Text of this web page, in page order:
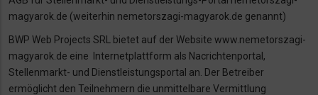
magyarok.de (weiterhin nemetorszagi-magyarok.de genannt)
BWP Web Projects SRL bietet auf der Website www.nemetorszagi-
magyarok.de eine
Internetplattform als Nacrichtenportal,
Stellenmarkt- und Dienstleistungsportal an. Der Betreiber
ermöglicht den Teilnehmern die unmittelbare Vermittlung